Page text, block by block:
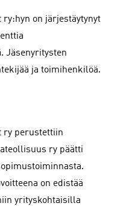
ry:hyn on järjestäytynyt
Jäsenyritysten
ja toimihenkilöä.
ry perustettiin
ry päätti
on edistää
yrityskohtaisilla